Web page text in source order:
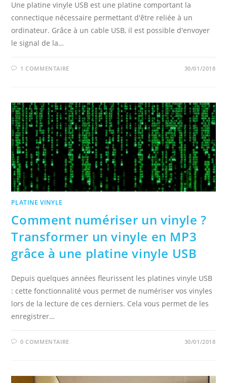
Une platine vinyle USB est une platine comportant la
connectique nécessaire permettant d'être reliée à un
ordinateur. Grâce à un cable USB, il est possible d'envoyer
le signal de la…
1 COMMENTAIRE 30/01/2018
PLATINE VINYLE
Comment numériser un vinyle ?
Transformer un vinyle en MP3
grâce à une platine vinyle USB
Depuis quelques années fleurissent les platines vinyle USB
: cette fonctionnalité vous permet de numériser vos vinyles
lors de la lecture de ces derniers. Cela vous permet de les
enregistrer…
0 COMMENTAIRE 30/01/2018